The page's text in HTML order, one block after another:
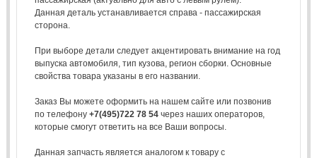
Данная деталь устанавливается справа - пассажирская
сторона.
При выборе детали следует акцентировать внимание на год
выпуска автомобиля, тип кузова, регион сборки. Основные
свойства товара указаны в его названии.
Заказ Вы можете оформить на нашем сайте или позвонив
по телефону +7(495)722 78 54через наших операторов,
которые смогут ответить на все Ваши вопросы.
Данная запчасть является аналогом к товару с